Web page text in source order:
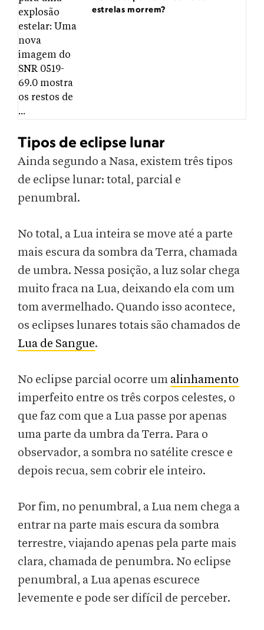
estrelas morrem?
Tipos de eclipse lunar
Ainda segundo a Nasa, existem três tipos
de eclipse lunar: total, parcial e
penumbral.
No total, a Lua inteira se move até a parte
mais escura da sombra da Terra, chamada
de umbra. Nessa posição, a luz solar chega
muito fraca na Lua, deixando ela com um
tom avermelhado. Quando isso acontece,
os eclipses lunares totais são chamados de
Lua de Sangue.
No eclipse parcial ocorre um alinhamento
imperfeito entre os três corpos celestes, o
que faz com que a Lua passe por apenas
uma parte da umbra da Terra. Para o
observador, a sombra no satélite cresce e
depois recua, sem cobrir ele inteiro.
Por fim, no penumbral, a Lua nem chega a
entrar na parte mais escura da sombra
terrestre, viajando apenas pela parte mais
clara, chamada de penumbra. No eclipse
penumbral, a Lua apenas escurece
levemente e pode ser difícil de perceber.